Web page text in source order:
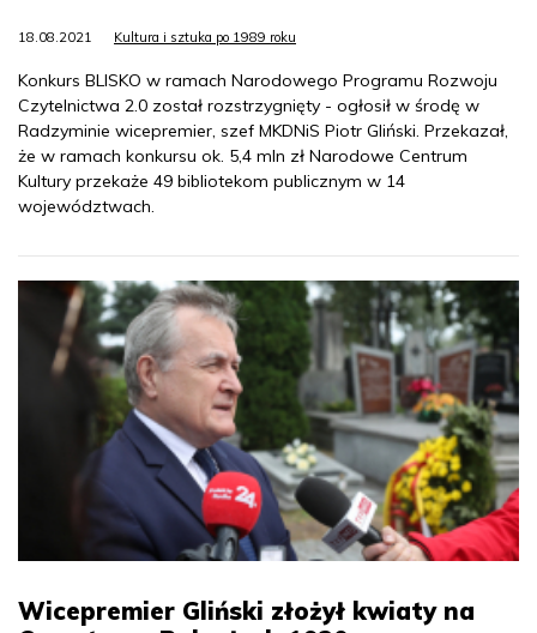
18.08.2021 Kultura i sztuka po 1989 roku
Konkurs BLISKO w ramach Narodowego Programu Rozwoju
Czytelnictwa 2.0 został rozstrzygnięty - ogłosił w środę w
Radzyminie wicepremier, szef MKDNiS Piotr Gliński. Przekazał,
że w ramach konkursu ok. 5,4 mln zł Narodowe Centrum
Kultury przekaże 49 bibliotekom publicznym w 14
województwach.
Wicepremier Gliński złożył kwiaty na